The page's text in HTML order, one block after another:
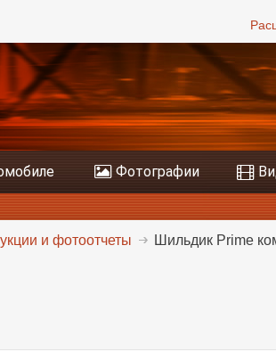
Фотографии
и фотоотчеты Шильдик Prime